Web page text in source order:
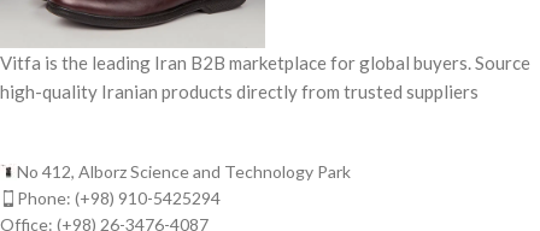
Vitfa is the leading Iran B2B marketplace for global buyers. Source
high-quality Iranian products directly from trusted suppliers
No 412, Alborz Science and Technology Park
Phone: (+98) 910-5425294
Office: (+98) 26-3476-4087